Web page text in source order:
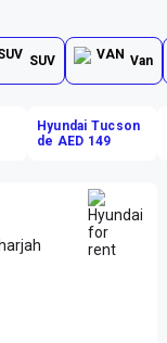
SUV Van
Hyundai Tucson
de AED 149